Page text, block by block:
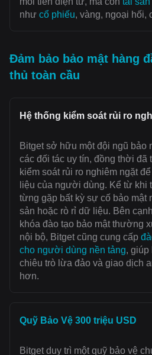
như cổ phiếu, vàng, ngoại hối,
Đảm bảo bảo mật hàng
thủ toàn cầu
Hệ thống kiểm soát rủi ro
Bitget sở hữu một đội ngũ bảo
các đối tác uy tín, đồng thời đã
kiểm soát rủi ro nghiêm ngặt
liệu của người dùng. Kể từ khi
từng gặp bất kỳ sự cố bảo mật
sản hoặc rò rỉ dữ liệu. Bên
khóa đào tạo bảo mật thường
nội bộ, Bitget cũng cung cấp
cho người dùng nền tảng, giúp
chiêu trò lừa đảo và giao dịch
hơn.
Quỹ Bảo Vệ 300 triệu USD
Bitget duy trì một quỹ bảo vệ